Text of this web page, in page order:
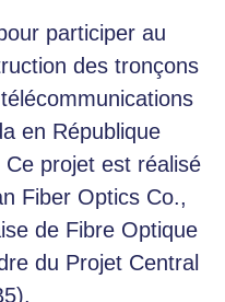
participer au
des tronçons
en République
projet est réalisé
Fiber Optics Co.,
de Fibre Optique
du Projet Central